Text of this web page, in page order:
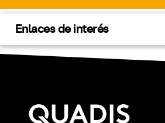
Enlaces de interés